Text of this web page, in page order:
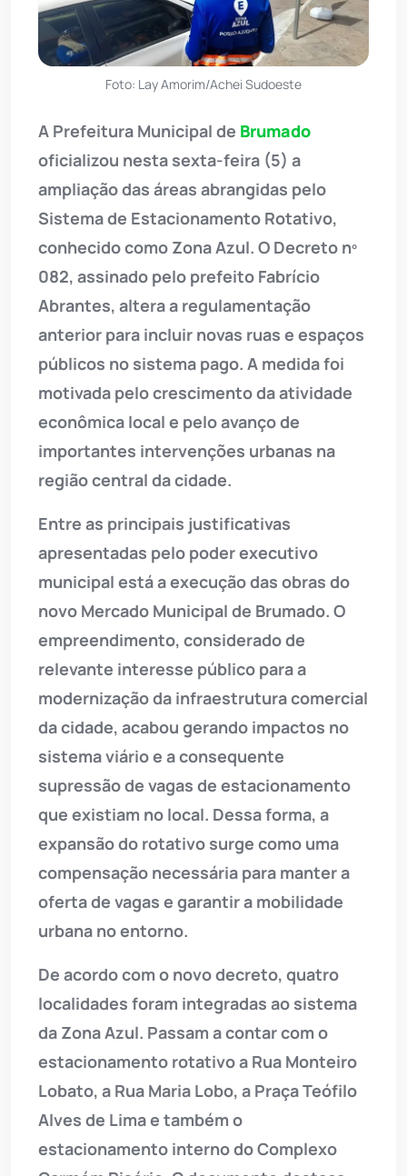
Foto: Lay Amorim/Achei Sudoeste
A Prefeitura Municipal de Brumado
oficializou nesta sexta-feira (5) a
ampliação das áreas abrangidas pelo
Sistema de Estacionamento Rotativo,
conhecido como Zona Azul. O Decreto nº
082, assinado pelo prefeito Fabrício
Abrantes, altera a regulamentação
anterior para incluir novas ruas e espaços
públicos no sistema pago. A medida foi
motivada pelo crescimento da atividade
econômica local e pelo avanço de
importantes intervenções urbanas na
região central da cidade.
Entre as principais justificativas
apresentadas pelo poder executivo
municipal está a execução das obras do
novo Mercado Municipal de Brumado. O
empreendimento, considerado de
relevante interesse público para a
modernização da infraestrutura comercial
da cidade, acabou gerando impactos no
sistema viário e a consequente
supressão de vagas de estacionamento
que existiam no local. Dessa forma, a
expansão do rotativo surge como uma
compensação necessária para manter a
oferta de vagas e garantir a mobilidade
urbana no entorno.
De acordo com o novo decreto, quatro
localidades foram integradas ao sistema
da Zona Azul. Passam a contar com o
estacionamento rotativo a Rua Monteiro
Lobato, a Rua Maria Lobo, a Praça Teófilo
Alves de Lima e também o
estacionamento interno do Complexo